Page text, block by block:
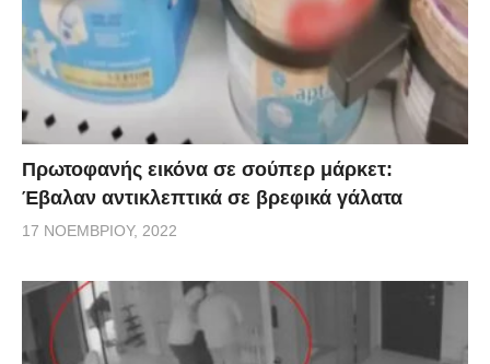
Πρωτοφανής εικόνα σε σούπερ μάρκετ:
Έβαλαν αντικλεπτικά σε βρεφικά γάλατα
17 ΝΟΕΜΒΡΊΟΥ, 2022